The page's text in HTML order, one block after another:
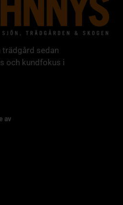
trädgård sedan
och kundfokus i
av